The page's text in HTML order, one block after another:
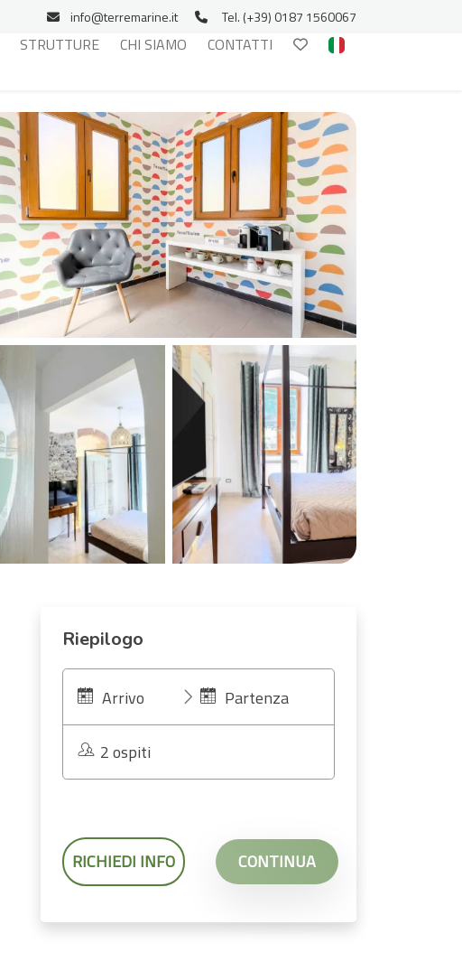
STRUTTURE CHI SIAMO CONTATTI
Riepilogo
Arrivo Partenza
2 ospiti
RICHIEDI INFO CONTINUA
info@terremarine.it Tel. (+39) 0187 1560067